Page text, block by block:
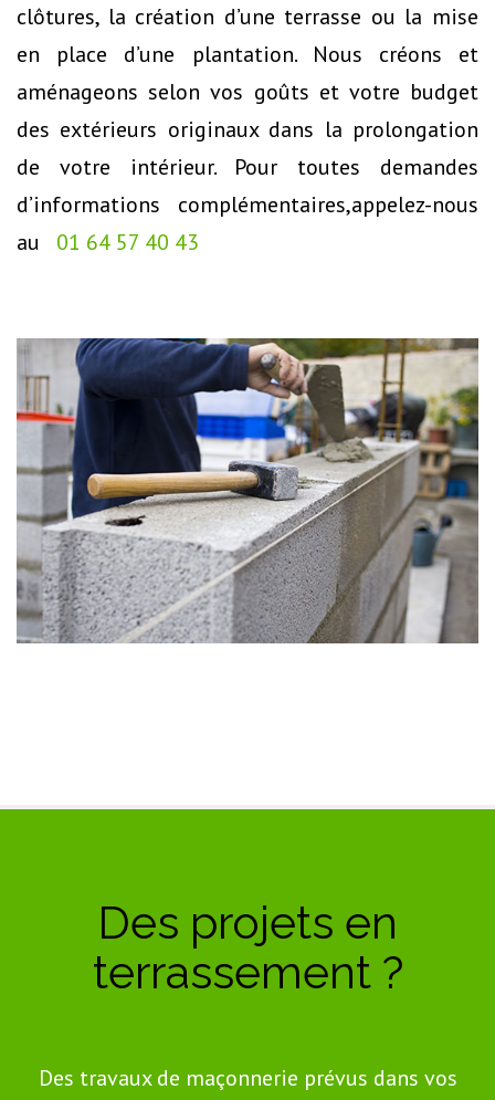
clôtures, la création d’une terrasse ou la mise
en place d’une plantation. Nous créons et
aménageons selon vos goûts et votre budget
des extérieurs originaux dans la prolongation
de votre intérieur. Pour toutes demandes
d’informations complémentaires,appelez-nous
au 01 64 57 40 43
Des projets en
terrassement ?
Des travaux de maçonnerie prévus dans vos